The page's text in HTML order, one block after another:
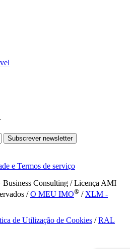
Subscrever newsletter
e Termos de serviço
Business Consulting / Licença AMI
/O MEU IMO® / XLM -
de Utilização de Cookies /RAL